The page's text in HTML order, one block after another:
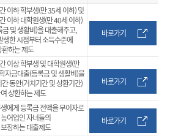
이하 학부생(만 35세 이하) 및
이하 대학원생(만 40세 이하)
및 생활비)을 대출해주고,
생한 시점부터 소득수준에
하는 제도
바로가기
이상 학부생 및 대학원생(만
자금대출(등록금 및 생활비)을
동안(거치기간 및 상환기간)
상환하는 제도
바로가기
에게 등록금 전액을 무이자로
어업인 자녀들의
장하는 대출제도
바로가기